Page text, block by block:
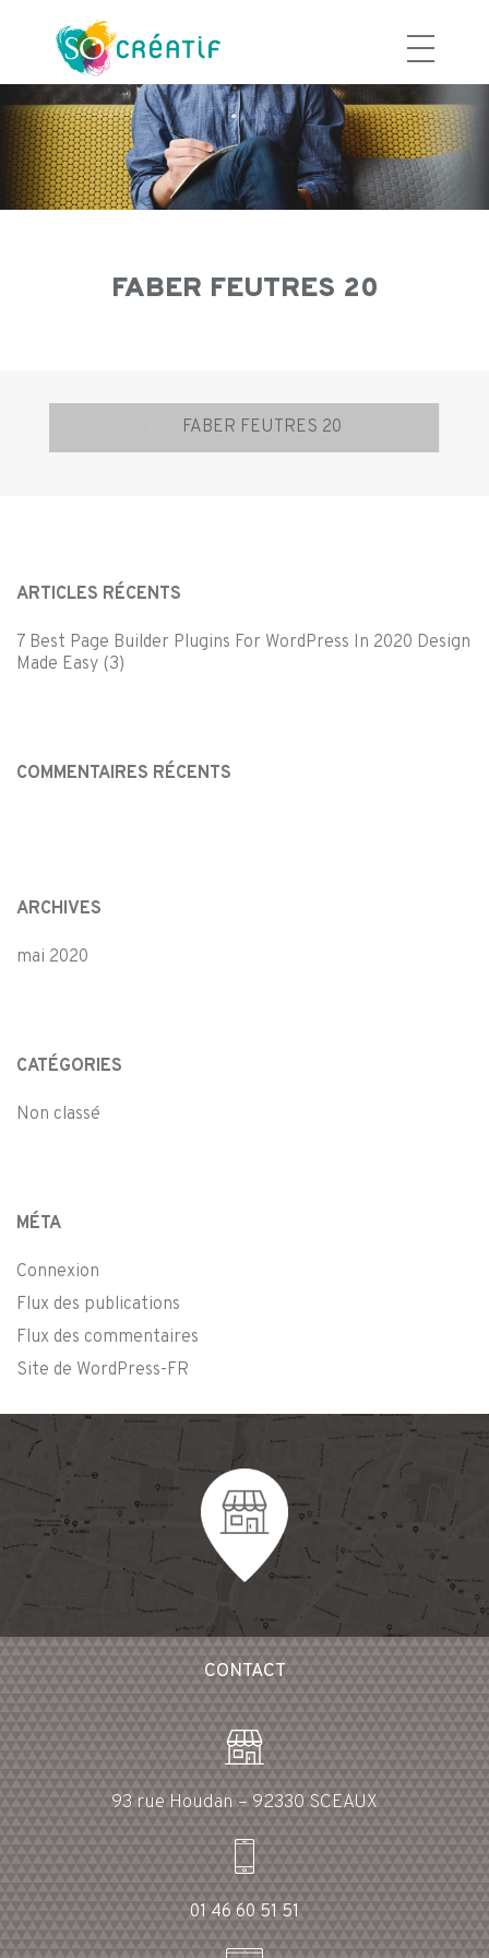
contenu
FABER FEUTRES 20
d’article
FABER FEUTRES 20
ARTICLES RÉCENTS
7 Best Page Builder Plugins For WordPress In 2020 Design
Made Easy (3)
COMMENTAIRES RÉCENTS
ARCHIVES
mai 2020
CATÉGORIES
Non classé
MÉTA
Connexion
Flux des publications
Flux des commentaires
Site de WordPress-FR
CONTACT
93 rue Houdan – 92330 SCEAUX
01 46 60 51 51